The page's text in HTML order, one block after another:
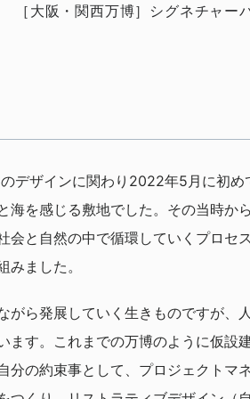
デザインに関わり2022年5月に初め
海を感じる敷地でした。その当時か
会と自然の中で循環していくプロ
みました。
がら発展していく生きものですが、
ます。これまでの万博のように仮設
分の約束事として、プロジェクトマ